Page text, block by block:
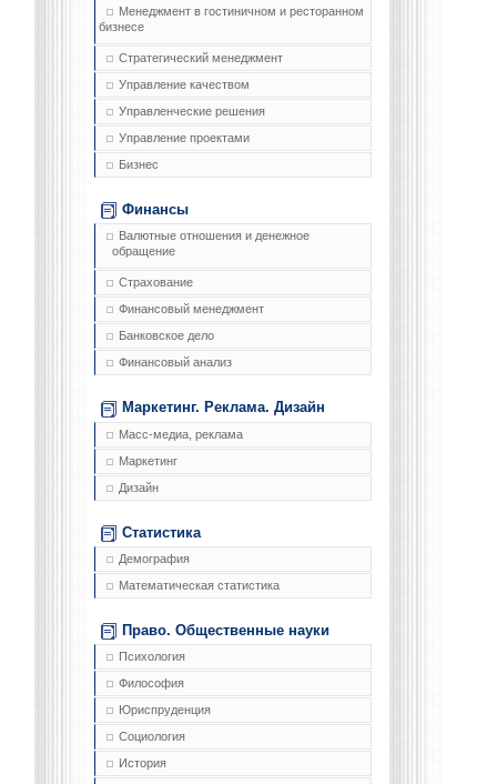
Менеджмент в гостиничном и ресторанном
бизнесе
Стратегический менеджмент
Управление качеством
Управленческие решения
Управление проектами
Бизнес
Финансы
Валютные отношения и денежное
обращение
Страхование
Финансовый менеджмент
Банковское дело
Финансовый анализ
Маркетинг. Реклама. Дизайн
Масс-медиа, реклама
Маркетинг
Дизайн
Статистика
Демография
Математическая статистика
Право. Общественные науки
Психология
Философия
Юриспруденция
Социология
История